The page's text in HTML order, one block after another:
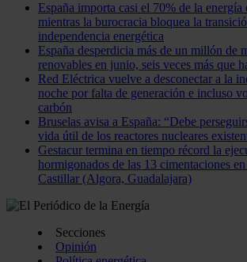
España importa casi el 70% de la energía
mientras la burocracia bloquea la
independencia energética
España desperdicia más de un millón de
renovables en junio, seis veces más que
Red Eléctrica vuelve a desconectar a la
noche por falta de generación e incluso
carbón
Bruselas avisa a España: “Debe
vida útil de los reactores nucleares
Gestacur termina en tiempo récord la
hormigonados de las 13 cimentaciones
Castillar (Algora, Guadalajara)
Secciones
Opinión